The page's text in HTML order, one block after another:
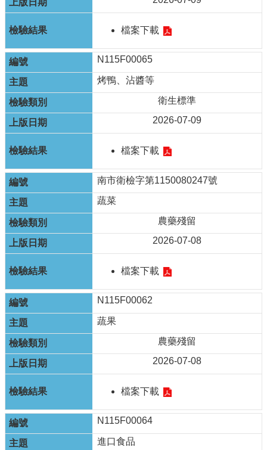
導
長
信
箱
粉
絲
專
資
訊
安
全
政
策
隱
私
權
政
策
資
料
開
放
宣
告
檔案下載
N115F00065
烤鴨、沾醬等
衛生標準
2026-07-09
檔案下載
南市衛檢字第1150080247號
蔬菜
農藥殘留
2026-07-08
檔案下載
N115F00062
蔬果
農藥殘留
2026-07-08
檔案下載
N115F00064
進口食品